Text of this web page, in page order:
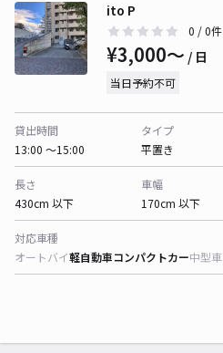
ito P
0 / 0件
¥3,000〜 / 日
当日予約不可
貸出時間
13:00 〜15:00
タイプ
平置き
長さ
430cm 以下
車幅
170cm 以下
対応車種
オートバイ軽自動車コンパクトカー中型車